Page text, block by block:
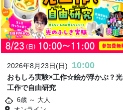
2026年8月23日(日) 10:00
おもしろ実験×工作☆絵が浮かぶ？光
工作で自由研究
6歳 ～ 大人